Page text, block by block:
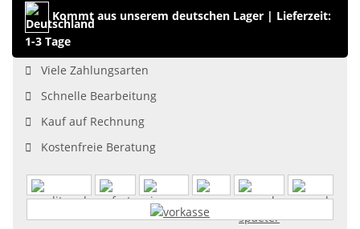
Kommt aus unserem deutschen Lager | Lieferzeit:
1-3 Tage
Viele Zahlungsarten
Schnelle Bearbeitung
Kauf auf Rechnung
Kostenfreie Beratung